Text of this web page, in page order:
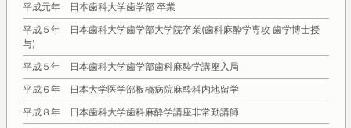
平成元年 日本歯科大学歯学部 卒業
平成５年 日本歯科大学歯学部大学院卒業(歯科麻酔学専攻 歯学博士授
与)
平成５年 日本歯科大学歯学部歯科麻酔学講座入局
平成６年 日本大学医学部板橋病院麻酔科内地留学
平成８年 日本歯科大学歯科麻酔学講座非常勤講師